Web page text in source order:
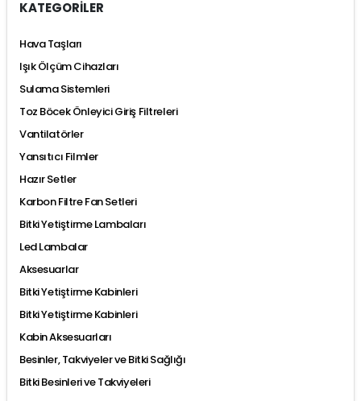
KATEGORİLER
Hava Taşları
Işık Ölçüm Cihazları
Sulama Sistemleri
Toz Böcek Önleyici Giriş Filtreleri
Vantilatörler
Yansıtıcı Filmler
Hazır Setler
Karbon Filtre Fan Setleri
Bitki Yetiştirme Lambaları
Led Lambalar
Aksesuarlar
Bitki Yetiştirme Kabinleri
Bitki Yetiştirme Kabinleri
Kabin Aksesuarları
Besinler, Takviyeler ve Bitki Sağlığı
Bitki Besinleri ve Takviyeleri